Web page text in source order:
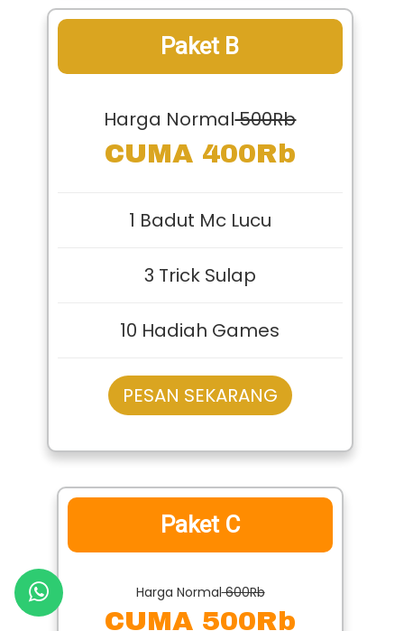
Paket B
Harga Normal500Rb
CUMA 400Rb
1 Badut Mc Lucu
3 Trick Sulap
10 Hadiah Games
PESAN SEKARANG
Paket C
Harga Normal600Rb
CUMA 500Rb